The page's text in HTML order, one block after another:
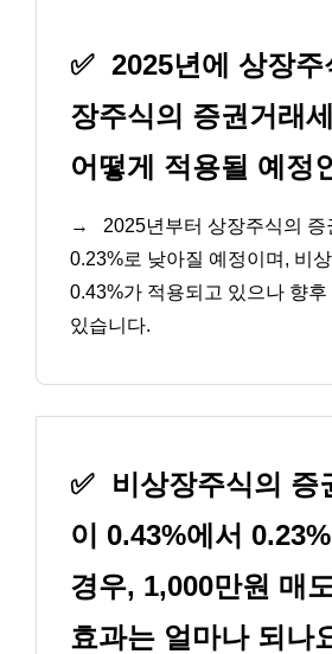
✅ 2025년에 상장
장주식의 증권거래
어떻게 적용될 예정
→
2025년부터 상장주식의 증
0.23%로 낮아질 예정이며, 비
0.43%가 적용되고 있으나 향후
있습니다.
✅
비상장주식의 증
이 0.43%에서
경우, 1,000만원 매
효과는 얼마나 되나